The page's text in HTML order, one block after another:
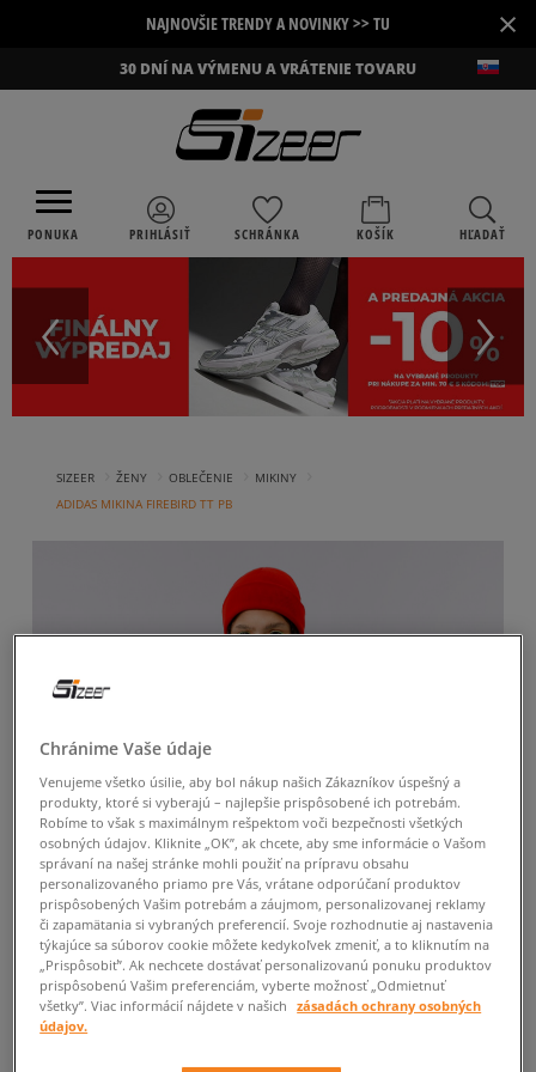
NAJNOVŠIE TRENDY A NOVINKY >> TU ×
30 DNÍ NA VÝMENU A VRÁTENIE TOVARU
PONUKA PRIHLÁSIŤ SCHRÁNKA KOŠÍK HĽADAŤ
SIZEER ŽENY OBLEČENIE MIKINY
ADIDAS MIKINA FIREBIRD TT PB
Chránime Vaše údaje
Venujeme všetko úsilie, aby bol nákup našich Zákazníkov úspešný a
produkty, ktoré si vyberajú – najlepšie prispôsobené ich potrebám.
Robíme to však s maximálnym rešpektom voči bezpečnosti všetkých
osobných údajov. Kliknite „OK”, ak chcete, aby sme informácie o Vašom
správaní na našej stránke mohli použiť na prípravu obsahu
personalizovaného priamo pre Vás, vrátane odporúčaní produktov
prispôsobených Vašim potrebám a záujmom, personalizovanej reklamy
či zapamätania si vybraných preferencií. Svoje rozhodnutie aj nastavenia
týkajúce sa súborov cookie môžete kedykoľvek zmeniť, a to kliknutím na
„Prispôsobiť”. Ak nechcete dostávať personalizovanú ponuku produktov
prispôsobenú Vašim preferenciám, vyberte možnosť „Odmietnuť
všetky”. Viac informácií nájdete v našich
zásadách ochrany osobných
údajov.